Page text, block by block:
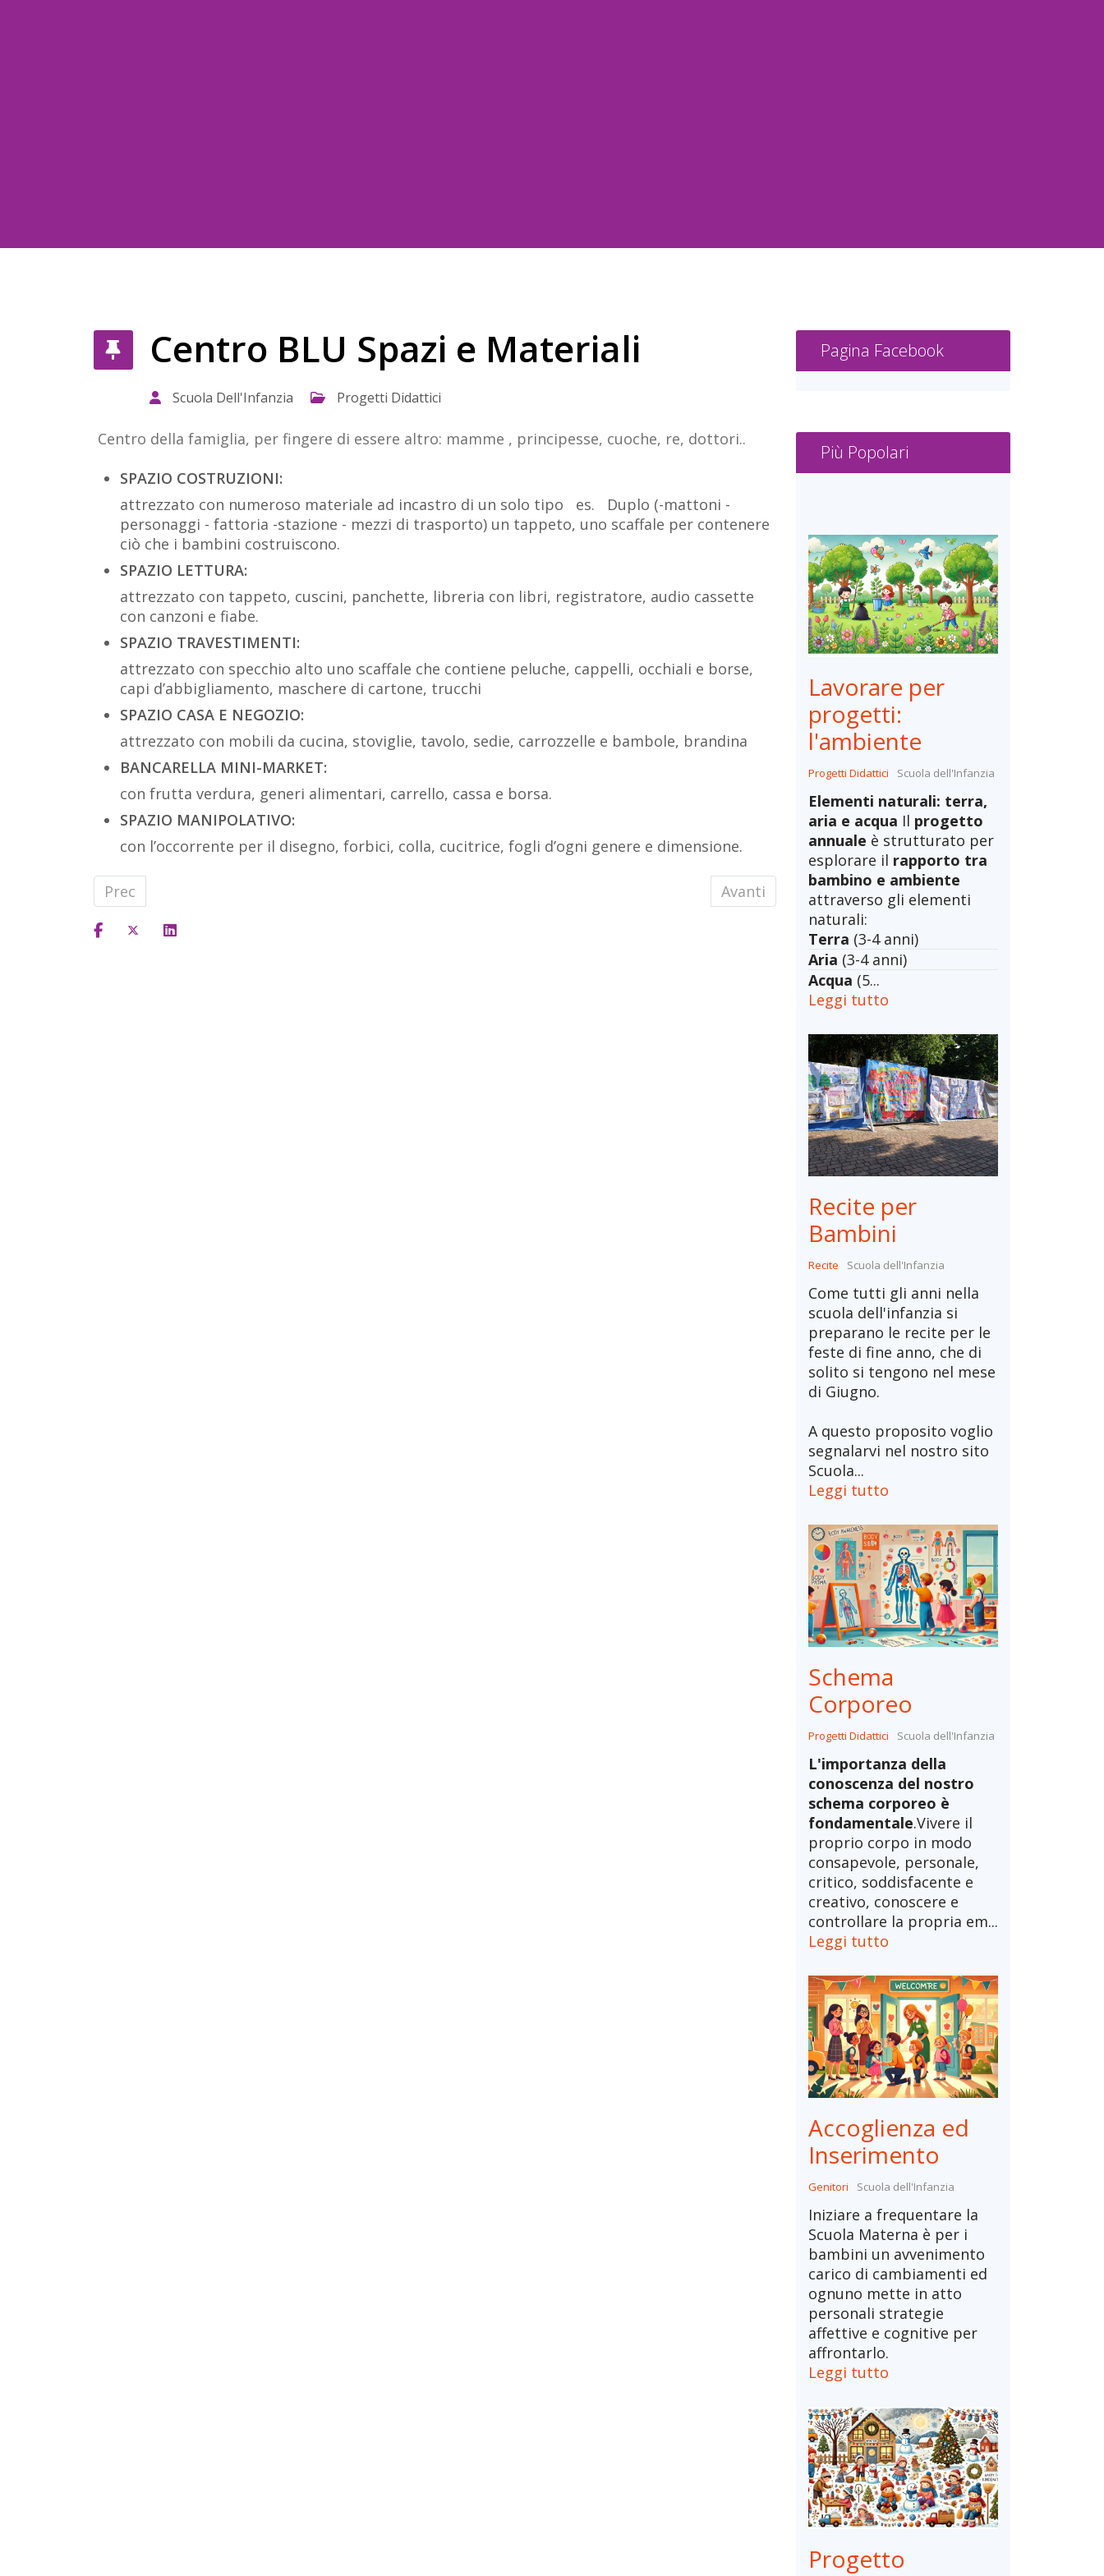
Centro BLU Spazi e Materiali
Scuola Dell'Infanzia Progetti Didattici
Centro della famiglia, per fingere di essere altro: mamme , principesse, cuoche, re, dottori..
SPAZIO COSTRUZIONI:
attrezzato con numeroso materiale ad incastro di un solo tipo es. Duplo (-mattoni -
personaggi - fattoria -stazione - mezzi di trasporto) un tappeto, uno scaffale per contenere
ciò che i bambini costruiscono.
SPAZIO LETTURA:
attrezzato con tappeto, cuscini, panchette, libreria con libri, registratore, audio cassette
con canzoni e fiabe.
SPAZIO TRAVESTIMENTI:
attrezzato con specchio alto uno scaffale che contiene peluche, cappelli, occhiali e borse,
capi d’abbigliamento, maschere di cartone, trucchi
SPAZIO CASA E NEGOZIO:
attrezzato con mobili da cucina, stoviglie, tavolo, sedie, carrozzelle e bambole, brandina
BANCARELLA MINI-MARKET:
con frutta verdura, generi alimentari, carrello, cassa e borsa.
SPAZIO MANIPOLATIVO:
con l’occorrente per il disegno, forbici, colla, cucitrice, fogli d’ogni genere e dimensione.
Articolo precedente: Gentro GIALLO, Spazi e Materiali
Prec Articolo successivo: Il Gioco Simbolico
Avanti
Pagina Facebook
Più Popolari
Lavorare per
progetti:
l'ambiente
Progetti Didattici Scuola dell'Infanzia
Elementi naturali: terra,
aria e acqua Il progetto
annuale è strutturato per
esplorare il rapporto tra
bambino e ambiente
attraverso gli elementi
naturali:
Terra (3-4 anni)
Aria (3-4 anni)
Acqua (5...
Leggi tutto
Recite per
Bambini
Recite Scuola dell'Infanzia
Come tutti gli anni nella
scuola dell'infanzia si
preparano le recite per le
feste di fine anno, che di
solito si tengono nel mese
di Giugno.
A questo proposito voglio
segnalarvi nel nostro sito
Scuola...
Leggi tutto
Schema
Corporeo
Progetti Didattici Scuola dell'Infanzia
L'importanza della
conoscenza del nostro
schema corporeo è
fondamentale.Vivere il
proprio corpo in modo
consapevole, personale,
critico, soddisfacente e
creativo, conoscere e
controllare la propria em...
Leggi tutto
Accoglienza ed
Inserimento
Genitori Scuola dell'Infanzia
Iniziare a frequentare la
Scuola Materna è per i
bambini un avvenimento
carico di cambiamenti ed
ognuno mette in atto
personali strategie
affettive e cognitive per
affrontarlo.
Leggi tutto
Progetto